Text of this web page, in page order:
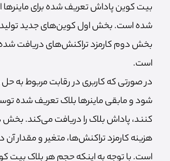
بیت کوین پاداش تعریف شده برای
شده است. بخش اول کوین‌های جدید
بخش دوم کارمزد تراکنش‌های دریافت شده
است.
در صورتی که کاربری در رقابت مربوط به حل
شود و مابقی ماینرها بلاک تعریف شده توسط
کنند، پاداش بلاک را دریافت می‌کند.
هزینه کارمزد تراکنش‌ها، متغیر و مقدار آن
است. با توجه به اینکه حجم هر بلاک بیت